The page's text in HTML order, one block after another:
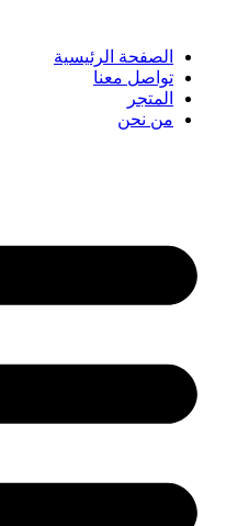
الصفحة الرئيسية
تواصل معنا
المتجر
من نحن